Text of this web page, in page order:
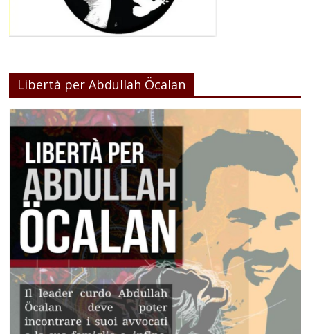
Libertà per Abdullah Öcalan